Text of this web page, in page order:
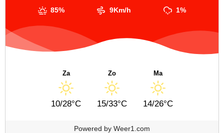
85% 9Km/h 1%
Za
10/28°C
Zo
15/33°C
Ma
14/26°C
Powered by Weer1.com